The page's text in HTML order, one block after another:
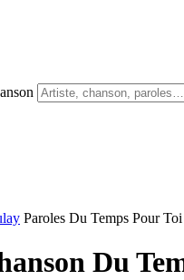
Paroles Du Temps Pour Toi
Du